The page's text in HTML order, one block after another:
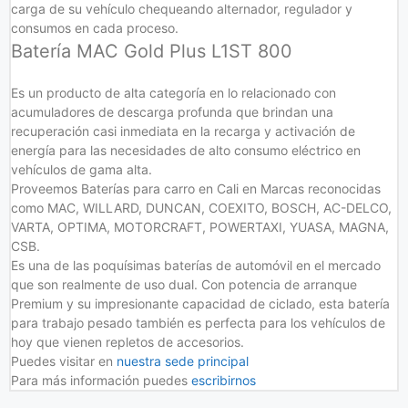
carga de su vehículo chequeando alternador, regulador y
consumos en cada proceso.
Batería MAC Gold Plus L1ST 800
Es un producto de alta categoría en lo relacionado con
acumuladores de descarga profunda que brindan una
recuperación casi inmediata en la recarga y activación de
energía para las necesidades de alto consumo eléctrico en
vehículos de gama alta.
Proveemos Baterías para carro en Cali en Marcas reconocidas
como MAC, WILLARD, DUNCAN, COEXITO, BOSCH, AC-DELCO,
VARTA, OPTIMA, MOTORCRAFT, POWERTAXI, YUASA, MAGNA,
CSB.
Es una de las poquísimas baterías de automóvil en el mercado
que son realmente de uso dual. Con potencia de arranque
Premium y su impresionante capacidad de ciclado, esta batería
para trabajo pesado también es perfecta para los vehículos de
hoy que vienen repletos de accesorios.
Puedes visitar en nuestra sede principal
Para más información puedes escribirnos